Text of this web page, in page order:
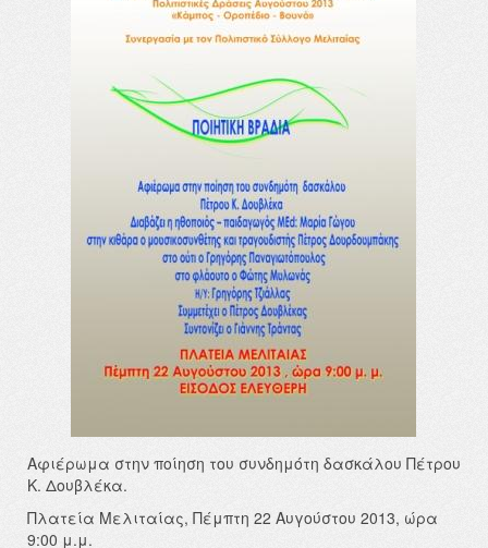
Αφιέρωμα στην ποίηση του συνδημότη δασκάλου Πέτρου
Κ. Δουβλέκα.
Πλατεία Μελιταίας, Πέμπτη 22 Αυγούστου 2013, ώρα
9:00 μ.μ.